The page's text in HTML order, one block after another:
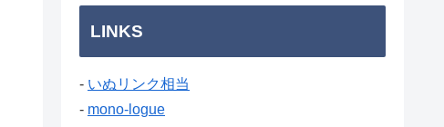
LINKS
- いぬリンク相当
- mono-logue